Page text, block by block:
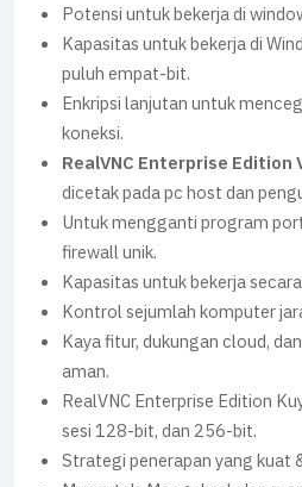
Potensi untuk bekerja di
Kapasitas untuk bekerja di
puluh empat-bit.
Enkripsi lanjutan untuk
koneksi.
RealVNC Enterprise Edition
dicetak pada pc host dan
Untuk mengganti program
firewall unik.
Kapasitas untuk bekerja
Kontrol sejumlah komputer
Kaya fitur, dukungan cloud,
aman.
RealVNC Enterprise Edition
sesi 128-bit, dan 256-bit.
Strategi penerapan yang kuat